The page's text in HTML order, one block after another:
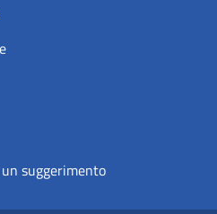
suggerimento